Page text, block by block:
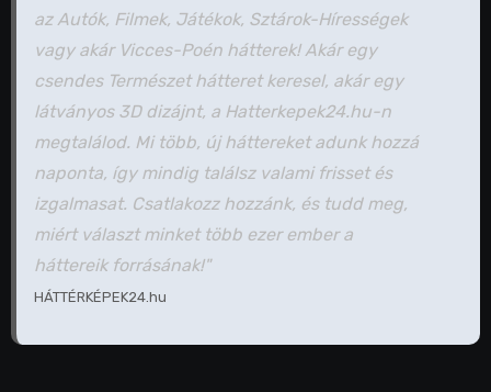
az Autók, Filmek, Játékok, Sztárok-Hírességek
vagy akár Vicces-Poén hátterek! Akár egy
csendes Természet hátteret keresel, akár egy
látványos 3D dizájnt, a Hatterkepek24.hu-n
megtalálod. Mi több, új háttereket adunk hozzá
naponta, így mindig találsz valami frisset és
izgalmasat. Csatlakozz hozzánk, és tudd meg,
miért választ minket több ezer ember a
háttereik forrásának!"
HÁTTÉRKÉPEK24.hu